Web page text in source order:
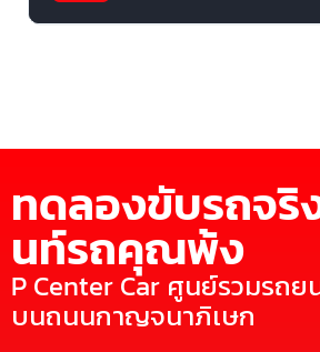
ทดลองขับรถจริ
นท์รถคุณพ้ง
P Center Car ศูนย์รวมรถ
บนถนนกาญจนาภิเษก